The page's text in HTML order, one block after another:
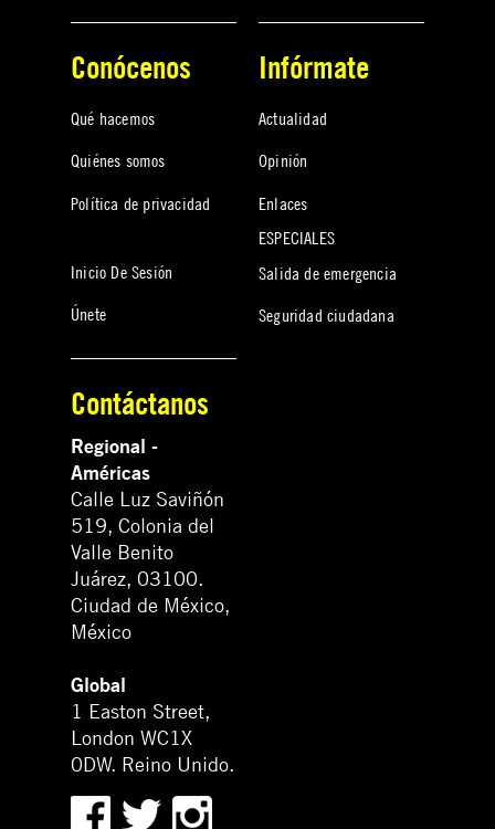
Conócenos
Qué hacemos
Quiénes somos
Política de privacidad
Inicio De Sesión
Únete
Infórmate
Actualidad
Opinión
Enlaces
ESPECIALES
Salida de emergencia
Seguridad ciudadana
Contáctanos
Regional -
Américas
Calle Luz Saviñón
519, Colonia del
Valle Benito
Juárez, 03100.
Ciudad de México,
México
Global
1 Easton Street,
London WC1X
0DW. Reino Unido.